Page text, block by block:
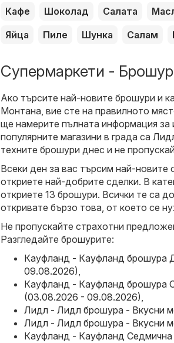
Кафе Шоколад Салата
Яйца
Пиле Шунка Салам
Супермаркети -
Ако търсите най-новите брошури и
Монтана, вие сте на правилното
ще намерите пълната информация
популярните магазини в града са
техните брошури днес и не
Всеки ден за вас търсим най-
откриете най-добрите сделки. В
откриете 13 брошури. Всички те са
откривате бързо това, от което се
Не пропускайте страхотни
Разгледайте брошурите:
Кауфланд - Кауфланд брошура
09.08.2026),
Кауфланд - Кауфланд брошура
(03.08.2026 - 09.08.2026),
Лидл - Лидл брошура - Вкусни
Лидл - Лидл брошура - Вкусни
Кауфланд - Кауфланд